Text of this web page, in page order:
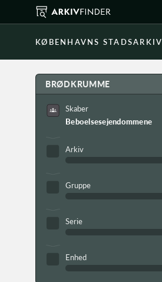
KØBENHAVNS STADSARKIV
BRØDKRUMME
Skaber
Beboelsesejendommene
Arkiv
Gruppe
Serie
Enhed